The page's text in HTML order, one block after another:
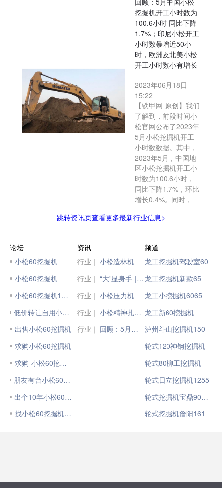
回顾：5月中国小松
挖掘机开工小时数为
100.6小时 同比下降
1.7%；印尼小松开工
小时数暴增近50小
时，欧洲及北美小松
开工小时数小有增长
2023年06月18日
15:22
【铁甲网 原创】我们
了解到，前段时间小
松官网公布了2023年
5月小松挖掘机开工
小时数数据。其中，
2023年5月，中国地
区小松挖掘机开工小
时数为100.6小时，
同比下降1.7%，环比
增长0.4%。同时，
跳转资讯页查看更多最新行业信息>
论坛
小松60挖掘机
小松60挖掘机
小松60挖掘机12万
低价转让自用小松60挖掘机
出售小松60挖掘机
求购小松60挖掘机
求购 小松60挖掘机
朋友有台小松60挖掘机要卖
出个10年小松60挖掘机
找小松60挖掘机师傅
资讯
行业｜ 小松造林机
行业｜
“大”显身手 |小松国四大吨位挖掘机集结！
行业｜ 小松压力机
行业｜
小松精神扎根于每一位小松人
行业｜
回顾：5月中国小松挖掘机开工小时数为100.6小时 同比下降1.7%；印尼小松开工小时数暴增近50小时，欧洲及北美小松开工小时数小有增长
频道
龙工挖掘机驾驶室60
龙工挖掘机新款65
龙工小挖掘机6065
龙工新60挖掘机
泸州斗山挖掘机150
轮式120神钢挖掘机
轮式80柳工挖掘机
轮式日立挖掘机1255
轮式挖掘机宝鼎90配置
轮式挖掘机詹阳161